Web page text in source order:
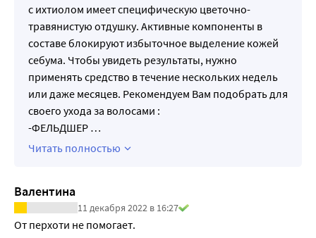
с ихтиолом имеет специфическую цветочно-
травянистую отдушку. Активные компоненты в
составе блокируют избыточное выделение кожей
себума. Чтобы увидеть результаты, нужно
применять средство в течение нескольких недель
или даже месяцев. Рекомендуем Вам подобрать для
своего ухода за волосами :
-ФЕЛЬДШЕР …
Читать полностью
Валентина
11 декабря 2022 в 16:27
От перхоти не помогает.